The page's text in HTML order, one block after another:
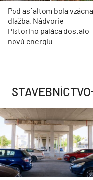
Pod asfaltom bola vzácna
dlažba. Nádvorie
Pistoriho paláca dostalo
novú energiu
STAVEBNÍCTVO